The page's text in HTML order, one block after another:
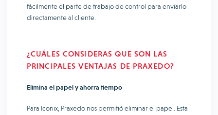
fácilmente el parte de trabajo de control para enviarlo
directamente al cliente.
¿CUÁLES CONSIDERAS QUE SON LAS
PRINCIPALES VENTAJAS DE PRAXEDO?
Elimina el papel y ahorra tiempo
Para Iconix, Praxedo nos permitió eliminar el papel. Esta